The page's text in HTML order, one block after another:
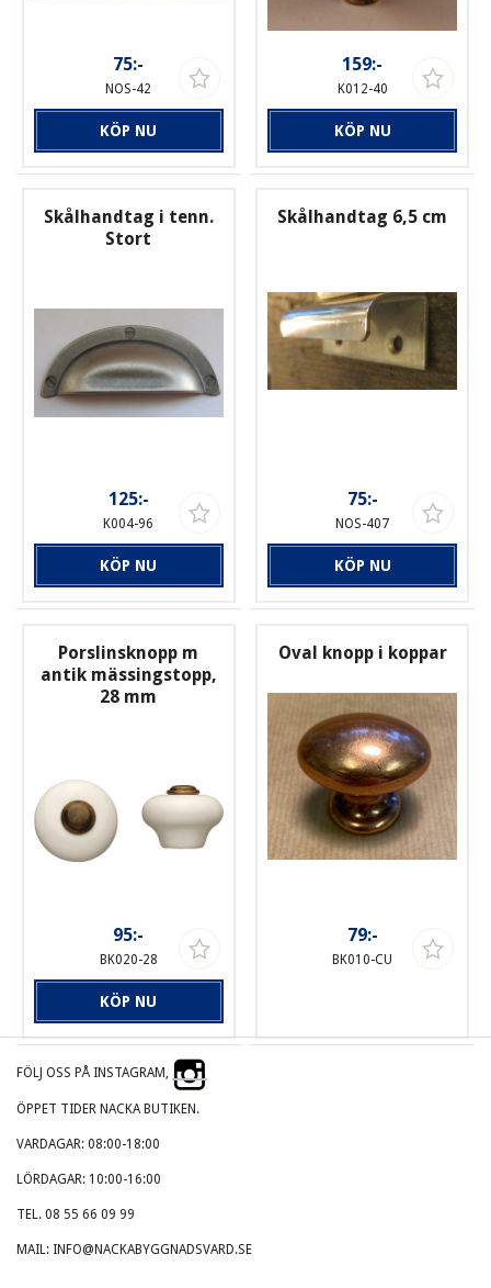
75:-
NOS-42
KÖP NU
159:-
K012-40
KÖP NU
Skålhandtag i tenn.
Stort
125:-
K004-96
KÖP NU
Skålhandtag 6,5 cm
75:-
NOS-407
KÖP NU
Porslinsknopp m
antik mässingstopp,
28 mm
95:-
BK020-28
KÖP NU
Oval knopp i koppar
79:-
BK010-CU
FÖLJ OSS PÅ INSTAGRAM,
ÖPPET TIDER NACKA BUTIKEN.
VARDAGAR: 08:00-18:00
LÖRDAGAR: 10:00-16:00
TEL. 08 55 66 09 99
MAIL: INFO@NACKABYGGNADSVARD.SE